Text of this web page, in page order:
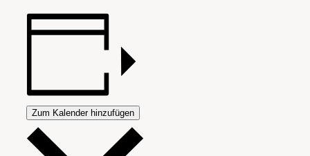
Zum Kalender hinzufügen